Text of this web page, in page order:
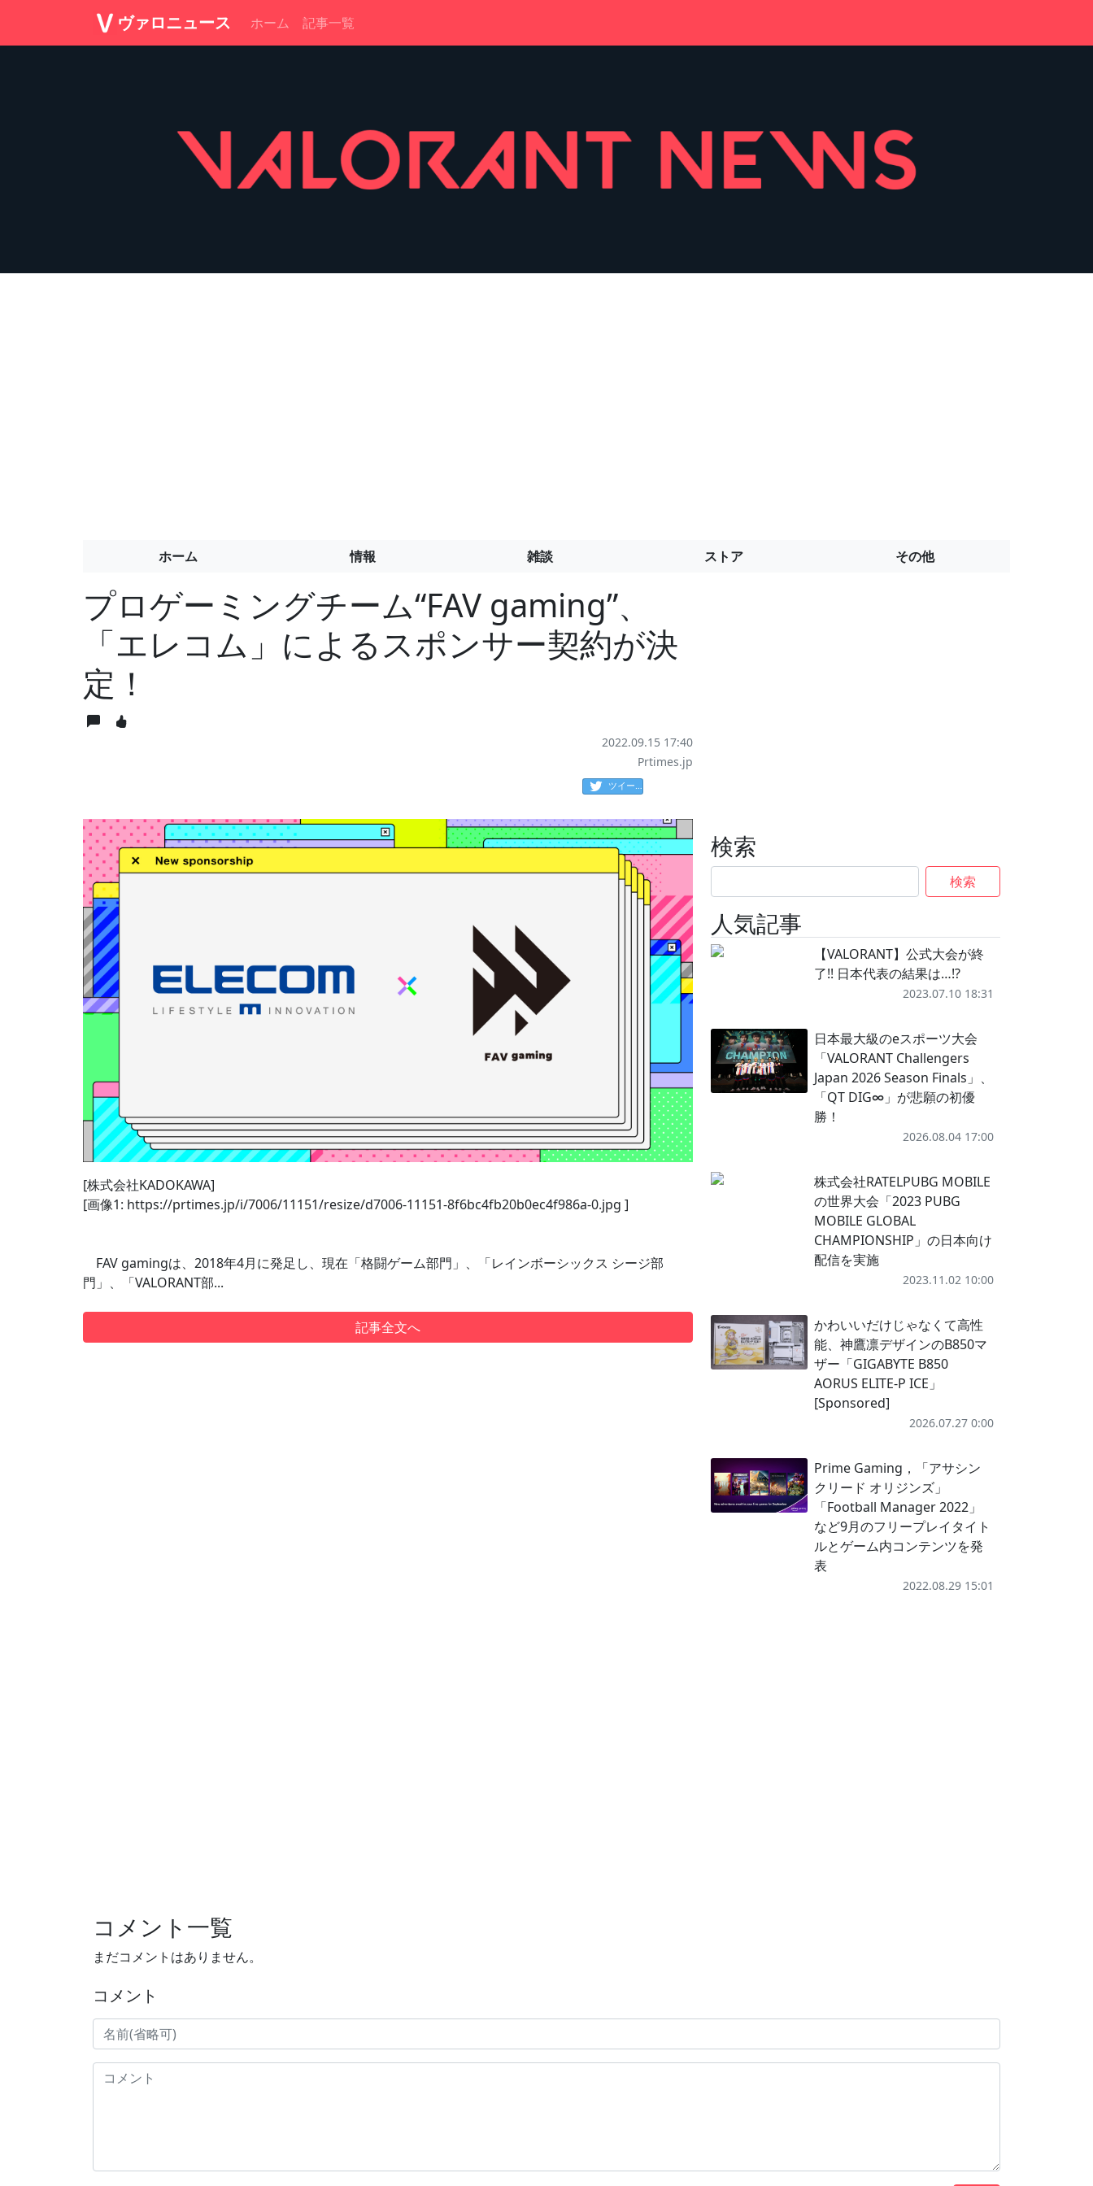
ヴァロニュース ホーム 記事一覧
ホーム 情報 雑談 ストア その他
プロゲーミングチーム“FAV gaming”、
「エレコム」によるスポンサー契約が決
定！
2022.09.15 17:40
Prtimes.jp
ツイート
[株式会社KADOKAWA]
[画像1: https://prtimes.jp/i/7006/11151/resize/d7006-11151-8f6bc4fb20b0ec4f986a-0.jpg ]
FAV gamingは、2018年4月に発足し、現在「格闘ゲーム部門」、「レインボーシックス シージ部
門」、「VALORANT部...
記事全文へ
検索
検索
人気記事
【VALORANT】公式大会が終
了!! 日本代表の結果は…!?
2023.07.10 18:31
日本最大級のeスポーツ大会
「VALORANT Challengers
Japan 2026 Season Finals」、
「QT DIG∞」が悲願の初優
勝！
2026.08.04 17:00
株式会社RATELPUBG MOBILE
の世界大会「2023 PUBG
MOBILE GLOBAL
CHAMPIONSHIP」の日本向け
配信を実施
2023.11.02 10:00
かわいいだけじゃなくて高性
能、神鷹凛デザインのB850マ
ザー「GIGABYTE B850
AORUS ELITE-P ICE」
[Sponsored]
2026.07.27 0:00
Prime Gaming，「アサシン
クリード オリジンズ」
「Football Manager 2022」
など9月のフリープレイタイト
ルとゲーム内コンテンツを発
表
2022.08.29 15:01
コメント一覧
まだコメントはありません。
コメント